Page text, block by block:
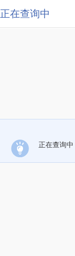
正在查询中
正在查询